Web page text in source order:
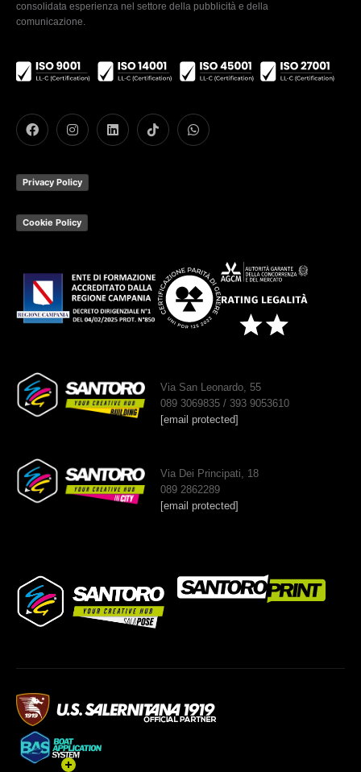
consolidata esperienza nel settore della pubblicità e della
comunicazione.
Privacy Policy
Cookie Policy
Via San Leonardo, 55
089 3069835 / 393 9053610
[email protected]
Via Dei Principati, 18
089 2862289
[email protected]